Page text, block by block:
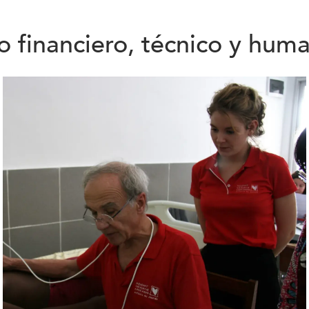
financiero, técnico y